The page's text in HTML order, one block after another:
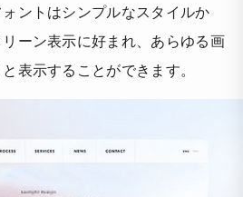
ントはシンプルなスタイルか
ーン表示に好まれ、あらゆる画
表示することができます。